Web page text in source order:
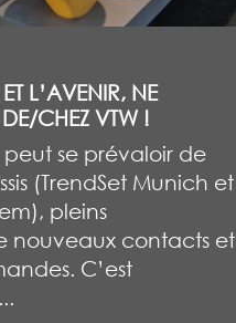
L’AVENIR, NE
CHEZ VTW !
peut se prévaloir de
(TrendSet Munich et
pleins
nouveaux contacts et
C’est